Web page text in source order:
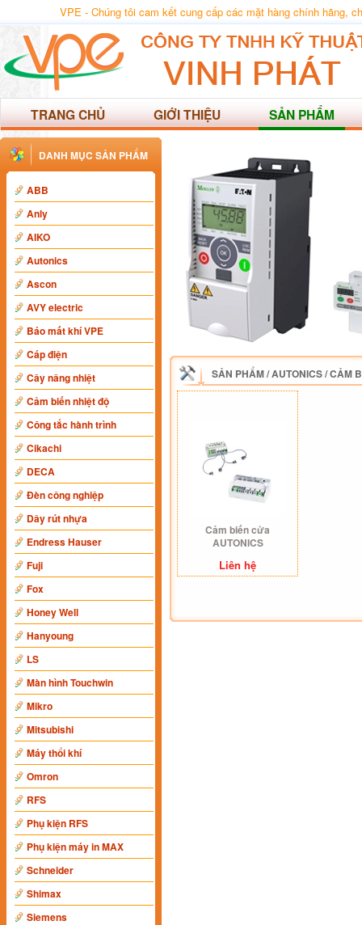
VPE - Chúng tôi cam kết cung cấp các mặt hàng chính hãng,
TRANG CHỦ GIỚI THIỆU SẢN PHẨM
DANH MỤC SẢN PHẨM
ABB
Anly
AIKO
Autonics
Ascon
AVY electric
Báo mất khí VPE
Cáp điện
Cây nâng nhiệt
Cảm biến nhiệt độ
Công tắc hành trình
Cikachi
DECA
Đèn công nghiệp
Dây rút nhựa
Endress Hauser
Fuji
Fox
Honey Well
Hanyoung
LS
Màn hình Touchwin
Mikro
Mitsubishi
Máy thổi khí
Omron
RFS
Phụ kiện RFS
Phụ kiện máy in MAX
Schneider
Shimax
Siemens
SẢN PHẨM/AUTONICS/CẢM
Cảm biến cửa
AUTONICS
Liên hệ